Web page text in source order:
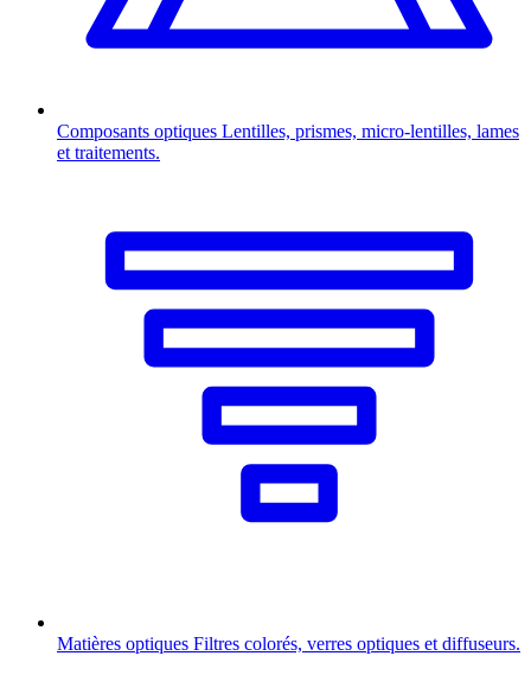
Composants optiques Lentilles, prismes, micro-lentilles, lames
et traitements.
Matières optiques Filtres colorés, verres optiques et diffuseurs.